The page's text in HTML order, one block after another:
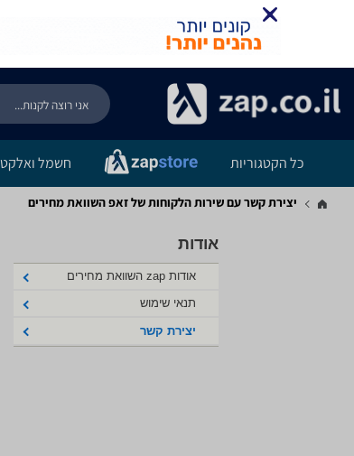
כל הקטגוריות חשמל
יצירת קשר עם שירות הלקוחות של זאפ השוואת מחירים
אודות
אודות zap השוואת מחירים
תנאי שימוש
יצירת קשר